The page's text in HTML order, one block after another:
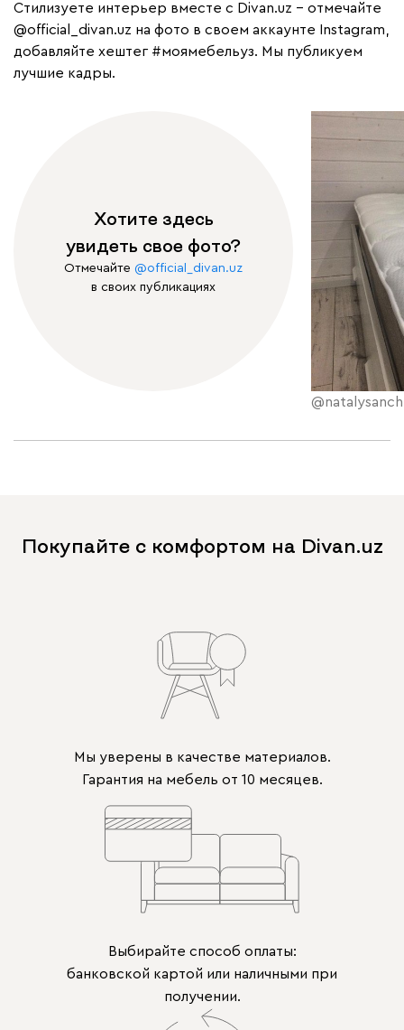
Cтилизуете интерьер вместе с Divan.uz – отмечайте
@official_divan.uz на фото в своем аккаунте Instagram,
добавляйте хештег #моямебельуз. Мы публикуем
лучшие кадры.
Хотите здесь
увидеть свое фото?
Отмечайте @official_divan.uz
в своих публикациях
Покупайте с комфортом на Divan.uz
Мы уверены в качестве материалов.
Гарантия на мебель от 10 месяцев.
Выбирайте способ оплаты:
банковской картой или наличными при
получении.